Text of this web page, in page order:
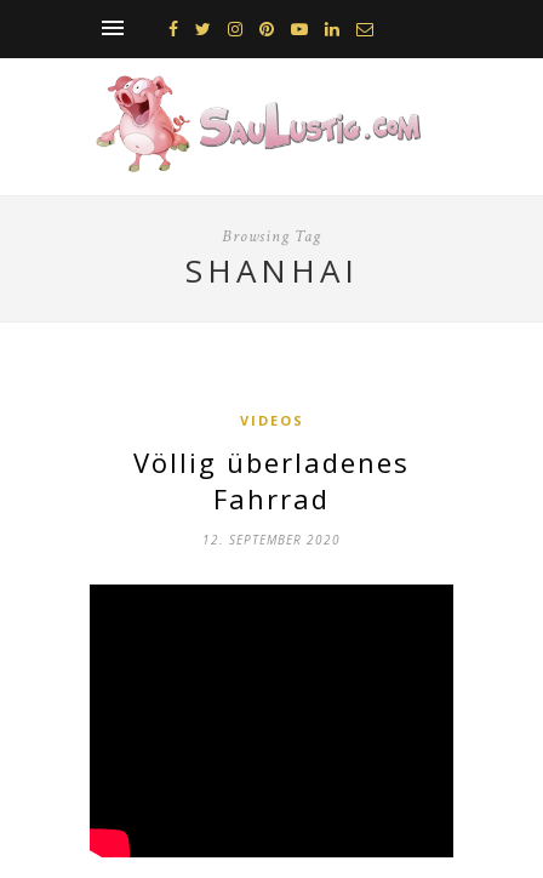
Browsing Tag
SHANHAI
VIDEOS
Völlig überladenes
Fahrrad
12. SEPTEMBER 2020